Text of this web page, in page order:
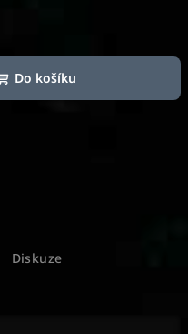
Do košíku
Diskuze